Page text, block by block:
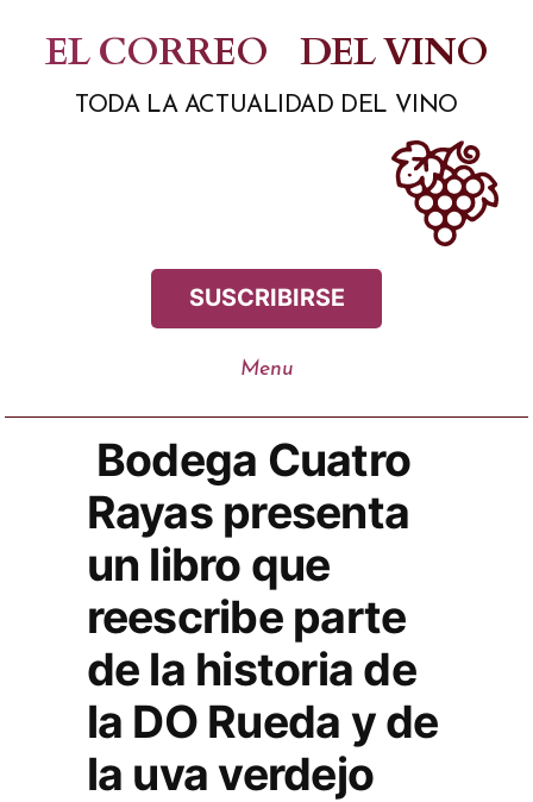
contenido
EL CORREO DEL VINO
TODA LA ACTUALIDAD DEL VINO
SUSCRIBIRSE
Bodega Cuatro
Rayas presenta
un libro que
reescribe parte
de la historia de
la DO Rueda y de
la uva verdejo